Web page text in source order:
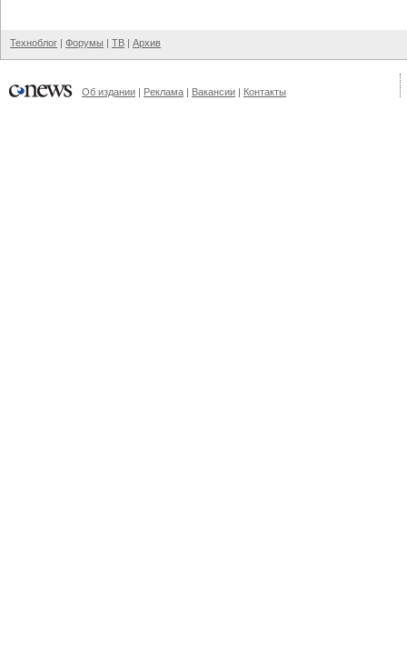
Техноблог | Форумы | ТВ | Архив
Об издании | Реклама | Вакансии | Контакты